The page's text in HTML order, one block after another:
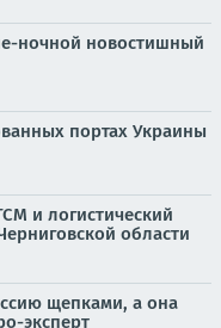
ночной новостишный
портах Украины
и логистический
области
щепками, а она
эксперт